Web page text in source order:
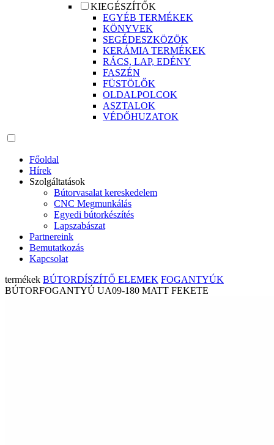
KIEGÉSZÍTŐK
EGYÉB TERMÉKEK
KÖNYVEK
SEGÉDESZKÖZÖK
KERÁMIA TERMÉKEK
RÁCS, LAP, EDÉNY
FASZÉN
FÜSTÖLŐK
OLDALPOLCOK
ASZTALOK
VÉDŐHUZATOK
Főoldal
Hírek
Szolgáltatások
Bútorvasalat kereskedelem
CNC Megmunkálás
Egyedi bútorkészítés
Lapszabászat
Partnereink
Bemutatkozás
Kapcsolat
termékek BÚTORDÍSZÍTŐ ELEMEK FOGANTYÚK
BÚTORFOGANTYÚ UA09-180 MATT FEKETE